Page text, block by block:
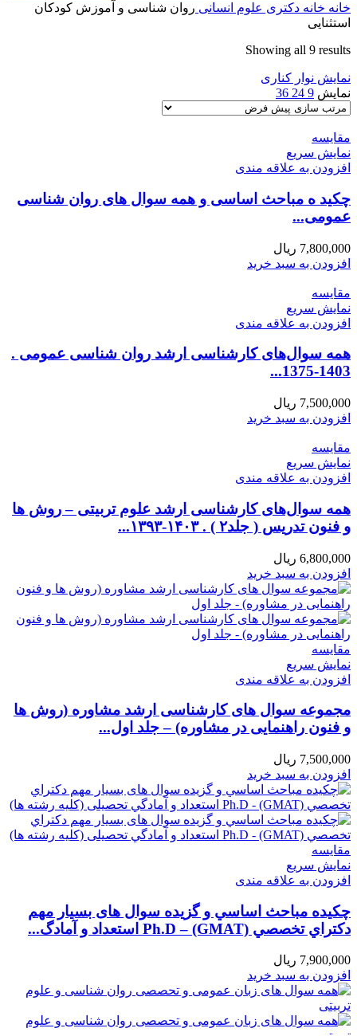
خانه خانه دکتری علوم انسانی روان شناسی و آموزش کودکان
استثنایی
Showing all 9 results
نمایش نوار کناری
نمایش 9
24
36
مقايسه
نمایش سریع
افزودن به علاقه مندی
چکید ه مباحث اساسی و همه سوال های روان شناسی
عمومی...
7,800,000 ریال
افزودن به سبد خرید
مقايسه
نمایش سریع
افزودن به علاقه مندی
همه سوال‌های کارشناسی ارشد روان شناسی عمومی .
1403-1375...
7,500,000 ریال
افزودن به سبد خرید
مقايسه
نمایش سریع
افزودن به علاقه مندی
همه سوال‌های کارشناسی ارشد علوم تربیتی – روش ها
و فنون تدریس ( جلد۲ ) . ۱۴۰۳-۱۳۹۳...
6,800,000 ریال
افزودن به سبد خرید
مقايسه
نمایش سریع
افزودن به علاقه مندی
مجموعه سوال های کارشناسی ارشد مشاوره (روش ها
و فنون راهنمایی در مشاوره) – جلد اول...
7,500,000 ریال
افزودن به سبد خرید
مقايسه
نمایش سریع
افزودن به علاقه مندی
چکیده مباحث اساسي و گزیده سوال های بسیار مهم
دكتراي تخصصي Ph.D – (GMAT) استعداد و آمادگ...
7,900,000 ریال
افزودن به سبد خرید